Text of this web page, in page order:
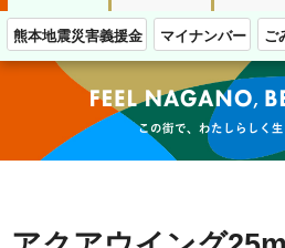
熊本地震災害義援金 マイナンバー ご
この街で、わたしらしく